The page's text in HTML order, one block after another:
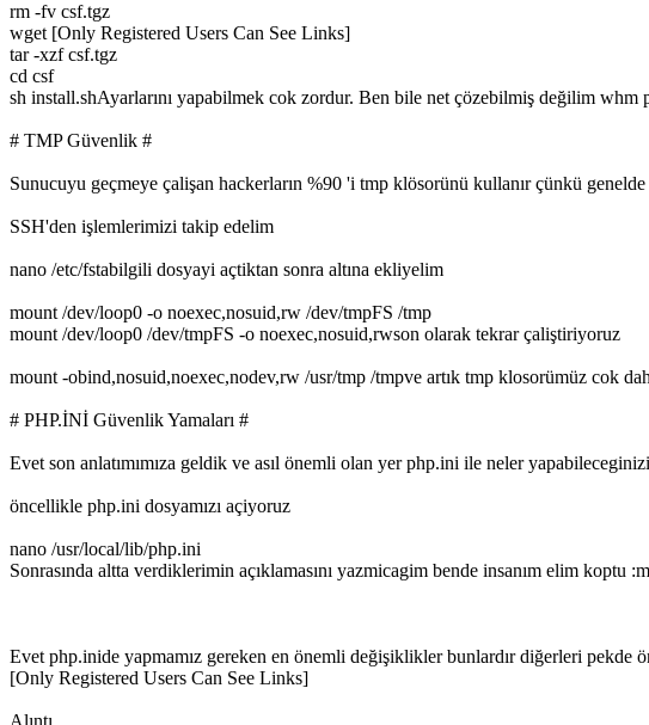
rm -fv csf.tgz
wget [Only Registered Users Can See Links]
tar -xzf csf.tgz
cd csf
sh install.shAyarlarını yapabilmek cok zordur. Ben bile net çözebilmiş değilim whm
# TMP Güvenlik #
Sunucuyu geçmeye çalişan hackerların %90 'i tmp klösorünü kullanır çünkü
SSH'den işlemlerimizi takip edelim
nano /etc/fstabilgili dosyayi açtiktan sonra altına ekliyelim
mount /dev/loop0 -o noexec,nosuid,rw /dev/tmpFS /tmp
mount /dev/loop0 /dev/tmpFS -o noexec,nosuid,rwson olarak tekrar çaliştiriyoruz
mount -obind,nosuid,noexec,nodev,rw /usr/tmp /tmpve artık tmp klosorümüz cok
# PHP.İNİ Güvenlik Yamaları #
Evet son anlatımımıza geldik ve asıl önemli olan yer php.ini ile neler
öncellikle php.ini dosyamızı açiyoruz
nano /usr/local/lib/php.ini
Sonrasında altta verdiklerimin açıklamasını yazmicagim bende insanım elim
Evet php.inide yapmamız gereken en önemli değişiklikler bunlardır diğerleri pekde
[Only Registered Users Can See Links]
Alıntı.